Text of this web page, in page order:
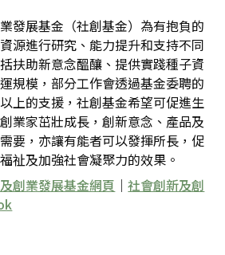
發展基金（社創基金）為有抱負的
源進行研究、能力提升和支持不同
扶助新意念醞釀、提供實踐種子資
規模，部分工作會透過基金委聘的
上的支援，社創基金希望可促進生
業家茁壯成長，創新意念、產品及
要，亦讓有能者可以發揮所長，促
祉及加強社會凝聚力的效果。
創業發展基金網頁 ｜社會創新及創